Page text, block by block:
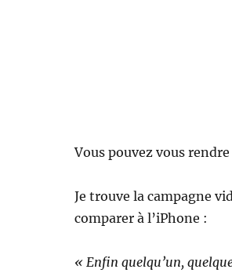
Vous pouvez vous rendre
Je trouve la campagne
comparer à l’iPhone :
« Enfin quelqu’un,